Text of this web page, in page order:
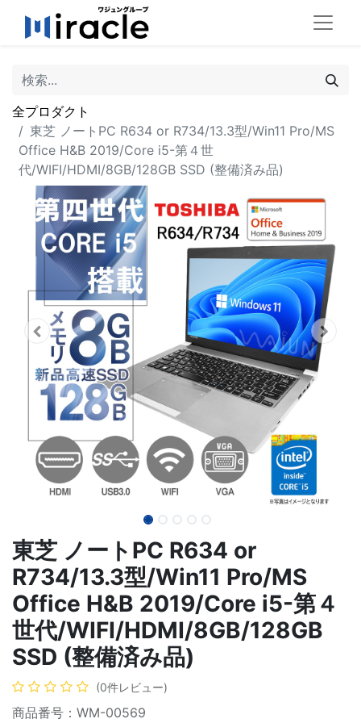
全プロダクト
東芝 ノートPC R634 or R734/13.3型/Win11 Pro/MS
Office H&B 2019/Core i5-第４世
代/WIFI/HDMI/8GB/128GB SSD (整備済み品)
東芝 ノートPC R634 or
R734/13.3型/Win11 Pro/MS
Office H&B 2019/Core i5-第４
世代/WIFI/HDMI/8GB/128GB
SSD (整備済み品)
(0件レビュー)
商品番号：WM-00569